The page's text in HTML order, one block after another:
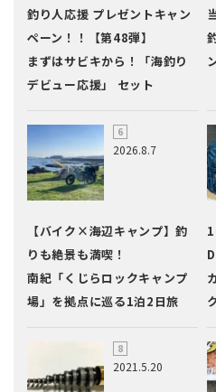
釣り人応援 プレゼントキャン
ペーン！！【第48弾】
まずはサビキから！「海釣り
デビュー応援」 セット
2026.8.7
【バイク×海辺キャンプ】釣
りも絶景も満喫！
南紀「くじらロックキャンプ
場」を拠点に巡る1泊2日旅
2021.5.20